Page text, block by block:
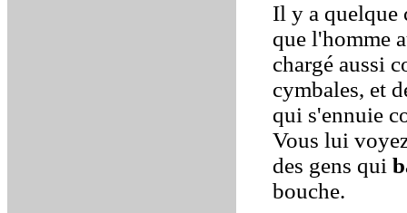
Il y a quelque
que l'homme
chargé aussi
cymbales, et
qui s'ennuie
Vous lui
des gens qui
bouche.